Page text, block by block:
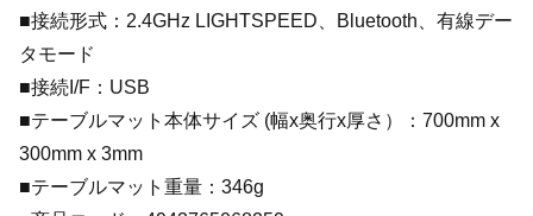
■接続形式：2.4GHz LIGHTSPEED、Bluetooth、有線デー
タモード
■接続I/F：USB
■テーブルマット本体サイズ (幅x奥行x厚さ）：700mm x
300mm x 3mm
■テーブルマット重量：346g